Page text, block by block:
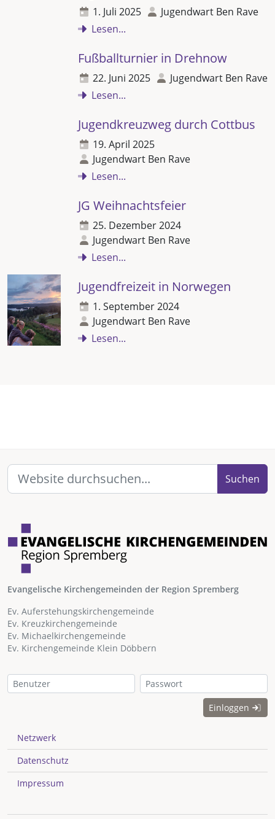
1. Juli 2025
Jugendwart Ben Rave
Lesen...
Fußballturnier in Drehnow
22. Juni 2025
Jugendwart Ben Rave
Lesen...
Jugendkreuzweg durch Cottbus
19. April 2025
Jugendwart Ben Rave
Lesen...
JG Weihnachtsfeier
25. Dezember 2024
Jugendwart Ben Rave
Lesen...
Jugendfreizeit in Norwegen
1. September 2024
Jugendwart Ben Rave
Lesen...
Suchen
Evangelische Kirchengemeinden der Region Spremberg
Ev. Auferstehungskirchengemeinde
Ev. Kreuzkirchengemeinde
Ev. Michaelkirchengemeinde
Ev. Kirchengemeinde Klein Döbbern
Einloggen
Netzwerk
Datenschutz
Impressum